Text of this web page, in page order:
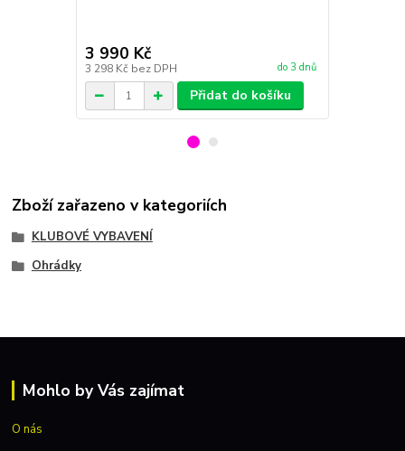
3 990 Kč
3 298 Kč bez DPH do 3 dnů
Přidat do košíku
Zboží zařazeno v kategoriích
KLUBOVÉ VYBAVENÍ
Ohrádky
Mohlo by Vás zajímat
O nás